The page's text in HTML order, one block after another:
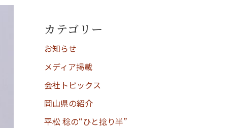
カテゴリー
お知らせ
メディア掲載
会社トピックス
岡山県の紹介
平松 稔の“ひと捻り半”